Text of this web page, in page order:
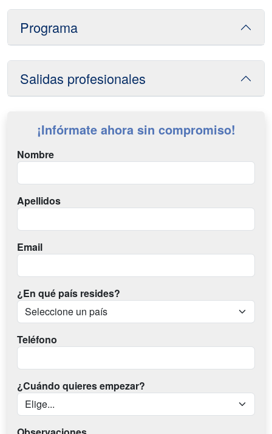
Programa
Salidas profesionales
¡Infórmate ahora sin compromiso!
Nombre
Apellidos
Email
¿En qué país resides?
Teléfono
¿Cuándo quieres empezar?